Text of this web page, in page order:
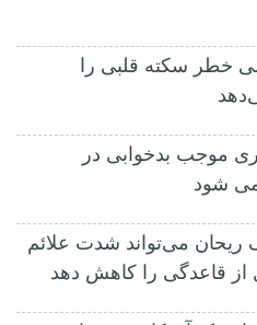
سکته قلبی را
موجب بدخوابی در
شود
می‌تواند شدت علائم
قاعدگی را کاهش دهد